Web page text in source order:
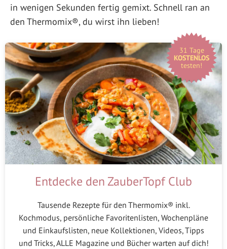
in wenigen Sekunden fertig gemixt. Schnell ran an
den Thermomix®, du wirst ihn lieben!
31 Tage
KOSTENLOS
testen!
Entdecke den ZauberTopf Club
Tausende Rezepte für den Thermomix® inkl.
Kochmodus, persönliche Favoritenlisten, Wochenpläne
und Einkaufslisten, neue Kollektionen, Videos, Tipps
und Tricks, ALLE Magazine und Bücher warten auf dich!